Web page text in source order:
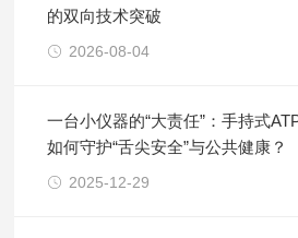
的双向技术突破
2026-08-04
一台小仪器的“大责任”：手持式
如何守护“舌尖安全”与公共健康？
2025-12-29